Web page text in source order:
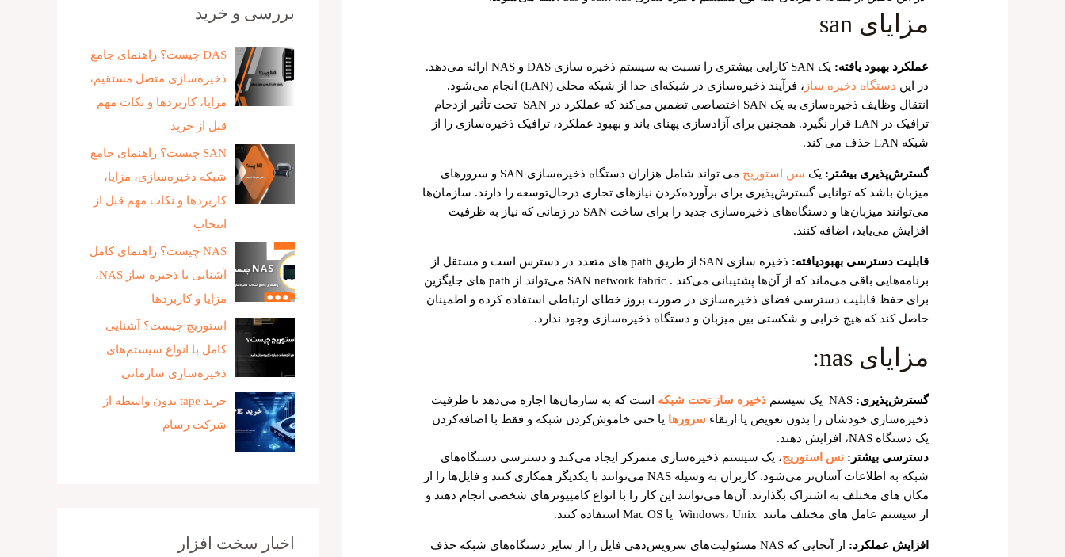
مزایای san
عملکرد بهبود یافته:
یک SAN کارایی بیشتری را نسبت به سیستم ذخیره سازی DAS و NAS ارائه می‌دهد.
در این دستگاه ذخیره ساز
، فرآیند ذخیره‌سازی در شبکه‌ای جدا از شبکه محلی (LAN) انجام می‌شود.
انتقال وظایف ذخیره‌سازی به یک SAN اختصاصی تضمین می‌کند که عملکرد در SAN تحت تأثیر ازدحام
ترافیک در LAN قرار نگیرد. همچنین برای آزادسازی پهنای باند و بهبود عملکرد، ترافیک ذخیره‌سازی را از
شبکه LAN حذف می کند.
گسترش‌پذیری بیشتر: یک سن استوریج
می ‌تواند شامل هزاران دستگاه ذخیره‌سازی SAN و سرورهای
میزبان باشد که توانایی گسترش‌پذیری برای برآورده‌کردن نیازهای تجاری درحال‌توسعه را دارند. سازمان‌ها
می‌توانند میزبان‌ها و دستگاه‌های ذخیره‌سازی جدید را برای ساخت SAN در زمانی که نیاز به ظرفیت
افزایش می‌یابد، اضافه کنند.
قابلیت دسترسی بهبودیافته:
ذخیره سازی SAN از طریق path های متعدد در دسترس است و مستقل از
برنامه‌هایی باقی می‌ماند که از آن‌ها پشتیبانی می‌کند . SAN network fabric می‌تواند از path های جایگزین
برای حفظ قابلیت دسترسی فضای ذخیره‌سازی در صورت بروز خطای ارتباطی استفاده کرده و اطمینان
حاصل کند که هیچ خرابی و شکستی بین میزبان و دستگاه ذخیره‌‌سازی وجود ندارد.
مزایای nas:
گسترش‌پذیری: NAS یک سیستم ذخیره ساز تحت شبکه است که به سازمان‌ها اجازه می‌دهد تا ظرفیت
ذخیره‌سازی خودشان را بدون تعویض یا ارتقاء سرورها یا حتی خاموش‌کردن شبکه و فقط با اضافه‌کردن
یک دستگاه NAS، افزایش دهند.
دسترسی بیشتر: نس استوریج، یک سیستم ذخیره‌سازی متمرکز ایجاد می‌کند و دسترسی دستگاه‌های
شبکه به اطلاعات آسان‌تر می‌شود. کاربران به وسیله NAS می‌توانند با یکدیگر همکاری کنند و فایل‌ها را از
مکان‌ های مختلف به اشتراک بگذارند. آن‌ها می‌توانند این کار را با انواع کامپیوترهای شخصی انجام دهند و
از سیستم‌ عامل ‌های مختلف مانند Windows، Unix یا Mac OS استفاده ‌کنند.
افزایش عملکرد:
از آنجایی که NAS مسئولیت‌های سرویس‌دهی فایل را از سایر دستگاه‌های شبکه حذف
بررسی و خرید
DAS چیست؟ راهنمای جامع
ذخیره‌سازی متصل مستقیم،
مزایا، کاربردها و نکات مهم
قبل از خرید
SAN چیست؟ راهنمای جامع
شبکه ذخیره‌سازی، مزایا،
کاربردها و نکات مهم قبل از
انتخاب
NAS چیست؟ راهنمای کامل
آشنایی با ذخیره‌ ساز NAS،
مزایا و کاربردها
استوریج چیست؟ آشنایی
کامل با انواع سیستم‌های
ذخیره‌سازی سازمانی
خرید tape بدون واسطه از
شرکت رسام
اخبار سخت افزار